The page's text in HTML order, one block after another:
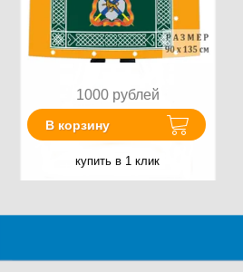
1000 рублей
В корзину
купить в 1 клик